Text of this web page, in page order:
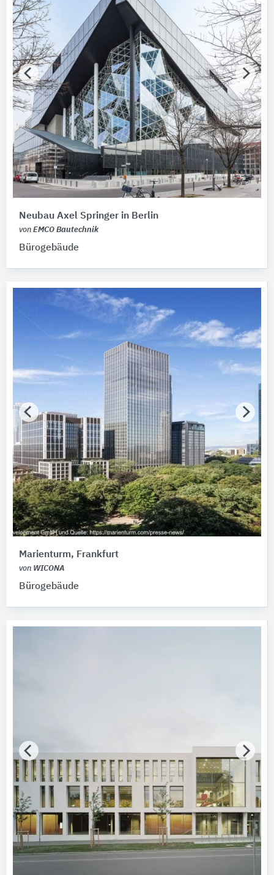
Neubau Axel Springer in Berlin
von EMCO Bautechnik
Bürogebäude
Marienturm, Frankfurt
von WICONA
Bürogebäude